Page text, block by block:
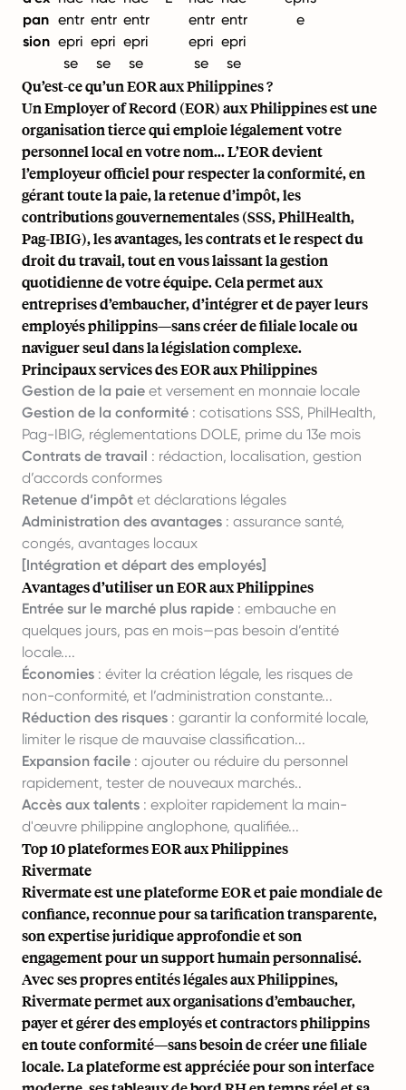
pan
sion
entr
epri
se
entr
epri
se
entr
epri
se
entr
epri
se
entr
epri
se
e
Qu’est-ce qu’un EOR aux Philippines ?
UnEmployer of Record (EOR) aux Philippinesest une
organisation tierce qui emploie légalement votre
personnel local en votre nom... L’EOR devient
l’employeur officiel pour respecter la conformité, en
gérant toute la paie, la retenue d’impôt, les
contributions gouvernementales (SSS, PhilHealth,
Pag-IBIG), les avantages, les contrats et le respect du
droit du travail, tout en vous laissant la gestion
quotidienne de votre équipe. Cela permet aux
entreprises d’embaucher, d’intégrer et depayer leurs
employés philippins—sans créer de filiale locale ou
naviguer seul dans la législation complexe.
Principaux services des EOR aux Philippines
Gestion de la paie et versement en monnaie locale
Gestion de la conformité : cotisations SSS, PhilHealth,
Pag-IBIG, réglementations DOLE, prime du 13e mois
Contrats de travail : rédaction, localisation, gestion
d’accords conformes
Retenue d’impôt et déclarations légales
Administration des avantages : assurance santé,
congés, avantages locaux
[Intégration et départ des employés]
Avantages d’utiliser un EOR aux Philippines
Entrée sur le marché plus rapide : embauche en
quelques jours, pas en mois—pas besoin d’entité
locale....
Économies : éviter la création légale, les risques de
non-conformité, et l’administration constante...
Réduction des risques : garantir la conformité locale,
limiter le risque de mauvaise classification...
Expansion facile : ajouter ou réduire du personnel
rapidement, tester de nouveaux marchés..
Accès aux talents : exploiter rapidement la main-
d'œuvre philippine anglophone, qualifiée...
Top 10 plateformes EOR aux Philippines
Rivermate
Rivermate est une plateforme EOR et paie mondiale de
confiance, reconnue pour sa tarification transparente,
son expertise juridique approfondie et son
engagement pour un support humain personnalisé.
Avec ses propres entités légales aux Philippines,
Rivermate permet aux organisations d’embaucher,
payer et gérer des employés et contractors philippins
en toute conformité—sans besoin de créer une filiale
locale. La plateforme est appréciée pour son interface